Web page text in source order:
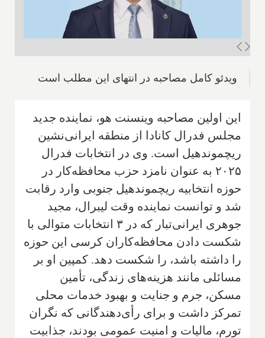
ویدئو کامل مصاحبه در انتهای این مطلب است
این اولین مصاحبه وینسنت هو، نماینده جدید
مجلس فدرال کانادا از منطقه ایرانی‌نشین
ریچموندهیل است. وی در انتخابات فدرال
۲۰۲۵ به عنوان نامزد حزب محافظه‌کار در
حوزه انتخابیه ریچموندهیل جنوبی وارد رقابت
شد و توانست نماینده وقت لیبرال، مجید
جوهری ایرانی‌تبار که در ۳ انتخابات متوالی با
شکست دادن محافظه‌کاران کرسی این حوزه
را داشته باشد، را شکست دهد. کمپین او بر
مسائلی مانند هزینه‌های زندگی، تأمین
مسکن، جرم و جنایت و بهبود خدمات محلی
تمرکز داشت و برای رأی‌دهندگانی که نگران
تورم، مالیات و امنیت عمومی بودند، جذابیت